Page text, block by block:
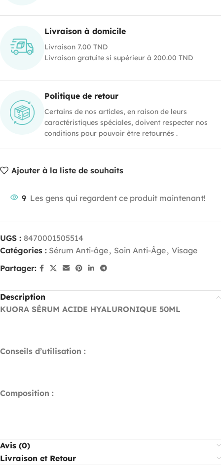
Livraison à domicile
Livraison 7.00 TND
Livraison gratuite si supérieur à 200.00 TND
Politique de retour
Certains de nos articles, en raison de leurs
caractéristiques spéciales, doivent respecter nos
conditions pour pouvoir être retournés .
Ajouter à la liste de souhaits
9 Les gens qui regardent ce produit maintenant!
UGS : 8470001505514
Catégories : Sérum Anti-âge, Soin Anti-Âge, Visage
Partager:
Description
KUORA SÉRUM ACIDE HYALURONIQUE 50ML
Conseils d’utilisation :
Composition :
Avis (0)
Livraison et Retour